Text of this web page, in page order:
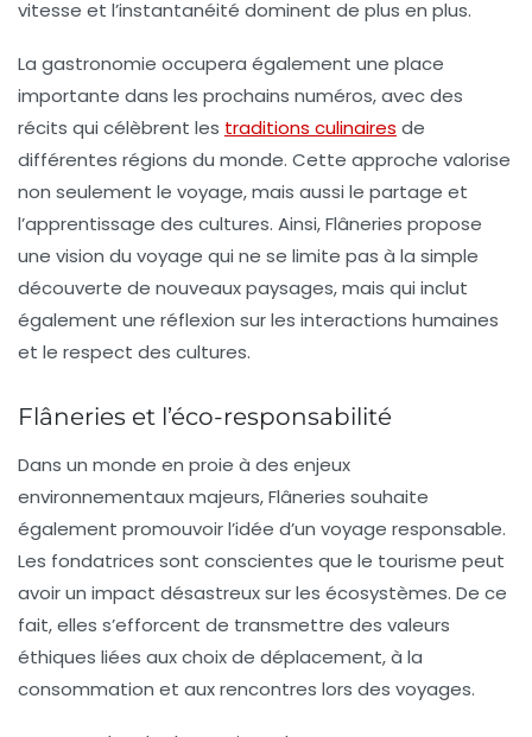
vitesse et l’instantanéité dominent de plus en plus.
La gastronomie occupera également une place
importante dans les prochains numéros, avec des
récits qui célèbrent les traditions culinaires de
différentes régions du monde. Cette approche valorise
non seulement le voyage, mais aussi le partage et
l’apprentissage des cultures. Ainsi,Flâneries propose
une vision du voyage qui ne se limite pas à la simple
découverte de nouveaux paysages, mais qui inclut
également une réflexion sur les interactions humaines
et le respect des cultures.
Flâneries et l’éco-responsabilité
Dans un monde en proie à des enjeux
environnementaux majeurs,Flâneries souhaite
également promouvoir l’idée d’un voyage responsable.
Les fondatrices sont conscientes que le tourisme peut
avoir un impact désastreux sur les écosystèmes. De ce
fait, elles s’efforcent de transmettre des valeurs
éthiques liées aux choix de déplacement, à la
consommation et aux rencontres lors des voyages.